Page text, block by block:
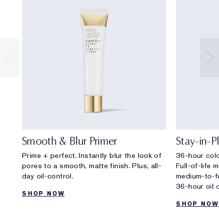
Smooth & Blur Primer
Prime + perfect. Instantly blur the look of
pores to a smooth, matte finish. Plus, all-
day oil-control.
SHOP NOW
Stay-in-
36-hour
Full-of-life
medium-to-
36-hour oil
SHOP NOW